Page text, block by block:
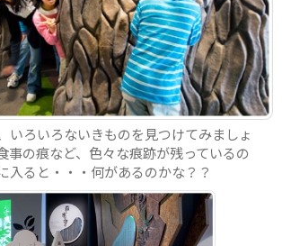
いろいろないきものを見つけてみましょ
事の痕など、色々な痕跡が残っているの
入ると・・・何があるのかな？？